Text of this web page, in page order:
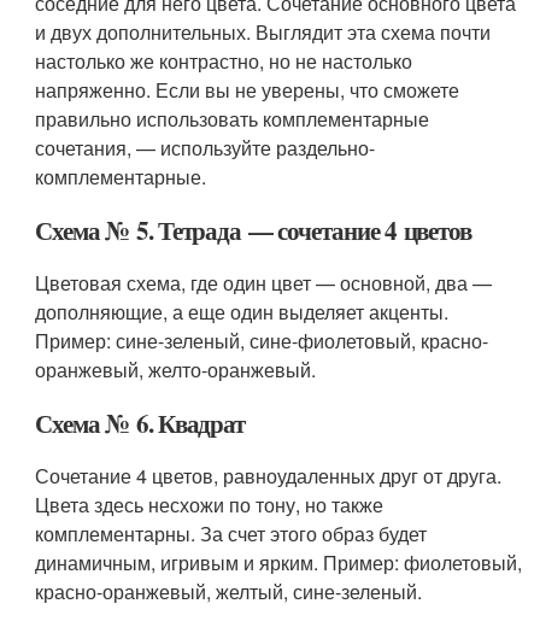
и двух дополнительных. Выглядит эта схема почти
настолько же контрастно, но не настолько
напряженно. Если вы не уверены, что сможете
правильно использовать комплементарные
сочетания, — используйте раздельно-
комплементарные.
Схема № 5. Тетрада — сочетание 4 цветов
Цветовая схема, где один цвет — основной, два —
дополняющие, а еще один выделяет акценты.
Пример: сине-зеленый, сине-фиолетовый, красно-
оранжевый, желто-оранжевый.
Схема № 6. Квадрат
Сочетание 4 цветов, равноудаленных друг от друга.
Цвета здесь несхожи по тону, но также
комплементарны. За счет этого образ будет
динамичным, игривым и ярким. Пример: фиолетовый,
красно-оранжевый, желтый, сине-зеленый.